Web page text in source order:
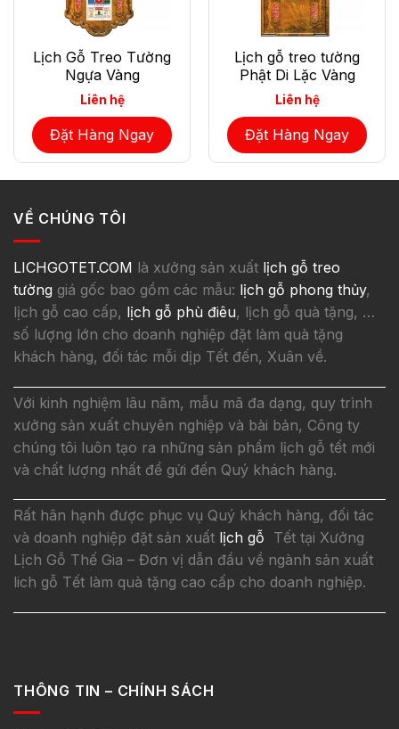
Lịch Gỗ Treo Tường
Ngựa Vàng
Liên hệ
Đặt Hàng Ngay
Lịch gỗ treo tường
Phật Di Lặc Vàng
Liên hệ
Đặt Hàng Ngay
VỀ CHÚNG TÔI
LICHGOTET.COM là xưởng sản xuất lịch gỗ treo
tường giá gốc bao gồm các mẫu: lịch gỗ phong thủy,
lịch gỗ cao cấp, lịch gỗ phù điêu, lịch gỗ quà tặng, …
số lượng lớn cho doanh nghiệp đặt làm quà tặng
khách hàng, đối tác mỗi dịp Tết đến, Xuân về.
Với kinh nghiệm lâu năm, mẫu mã đa dạng, quy trình
xưởng sản xuất chuyên nghiệp và bài bản, Công ty
chúng tôi luôn tạo ra những sản phẩm lịch gỗ tết mới
và chất lượng nhất để gửi đến Quý khách hàng.
Rất hân hạnh được phục vụ Quý khách hàng, đối tác
và doanh nghiệp đặt sản xuất lịch gỗ Tết tại Xưởng
Lịch Gỗ Thế Gia – Đơn vị dẫn đầu về ngành sản xuất
lich gỗ Tết làm quà tặng cao cấp cho doanh nghiệp.
THÔNG TIN – CHÍNH SÁCH